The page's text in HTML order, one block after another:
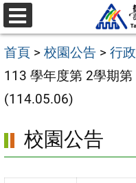
跳
至
主
要
內
區
選
單
首頁 > 校園公告 > 行
113 學年度第 2學期
(114.05.06)
校園公告